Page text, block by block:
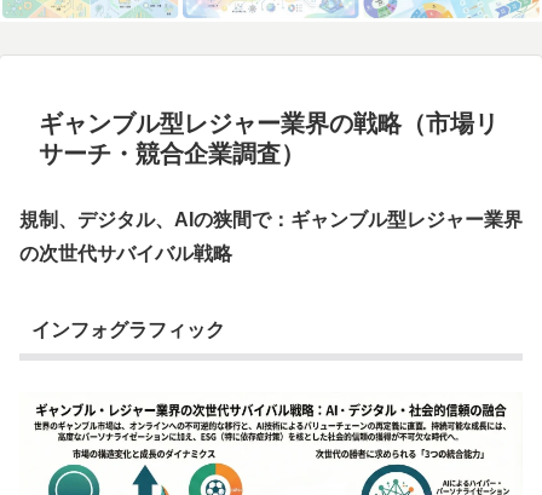
ギャンブル型レジャー業界の戦略（市場リ
サーチ・競合企業調査）
規制、デジタル、AIの狭間で：ギャンブル型レジャー業界
の次世代サバイバル戦略
インフォグラフィック